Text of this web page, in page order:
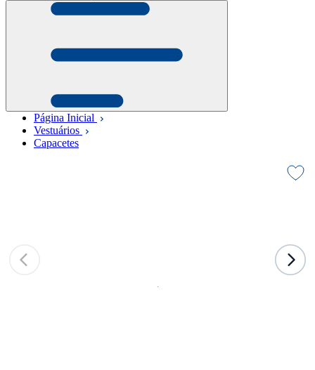
Página Inicial
Vestuários
Capacetes